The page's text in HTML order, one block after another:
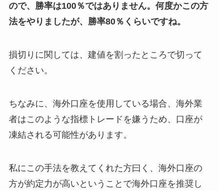
ので、勝率は100％ではありません。何度かこの方
法をやりましたが、勝率80％くらいですね。
損切りに関しては、建値を割ったところで切って
ください。
ちなみに、海外口座を使用している場合、海外業
者はこのような指標トレードを嫌うため、口座が
凍結される可能性があります。
私にこの手法を教えてくれた方曰く、海外口座の
方が約定力が高いということで海外口座を推奨し